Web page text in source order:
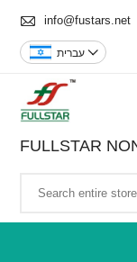
 info@fustars.net
עברית 
FULLSTAR